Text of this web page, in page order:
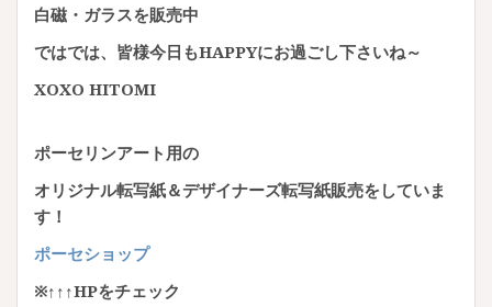
白磁・ガラスを販売中
ではでは、皆様今日もHAPPYにお過ごし下さいね～
XOXO HITOMI
ポーセリンアート用の
オリジナル転写紙＆デザイナーズ転写紙販売をしていま
す！
ポーセショップ
※↑↑↑HPをチェック